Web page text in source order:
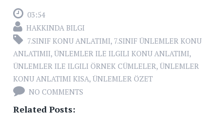
03:54
HAKKINDA BILGI
7.SINIF KONU ANLATIMI, 7.SINIF ÜNLEMLER KONU
ANLATIMII, ÜNLEMLER ILE ILGILI KONU ANLATIMI,
ÜNLEMLER ILE ILGILI ÖRNEK CÜMLELER, ÜNLEMLER
KONU ANLATIMI KISA, ÜNLEMLER ÖZET
NO COMMENTS
Related Posts: